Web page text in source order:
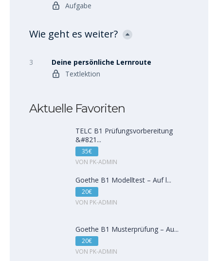
Aufgabe
Wie geht es weiter?
3
Deine persönliche Lernroute
Textlektion
Aktuelle Favoriten
TELC B1 Prüfungsvorbereitung
&#821...
35€
VON PK-ADMIN
Goethe B1 Modelltest – Auf l...
20€
VON PK-ADMIN
Goethe B1 Musterprüfung – Au...
20€
VON PK-ADMIN